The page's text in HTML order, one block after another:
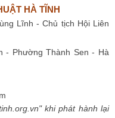
HÀ TĨNH
Lĩnh - Chủ tịch Hội Liên
- Phường Thành Sen - Hà
khi phát hành lại